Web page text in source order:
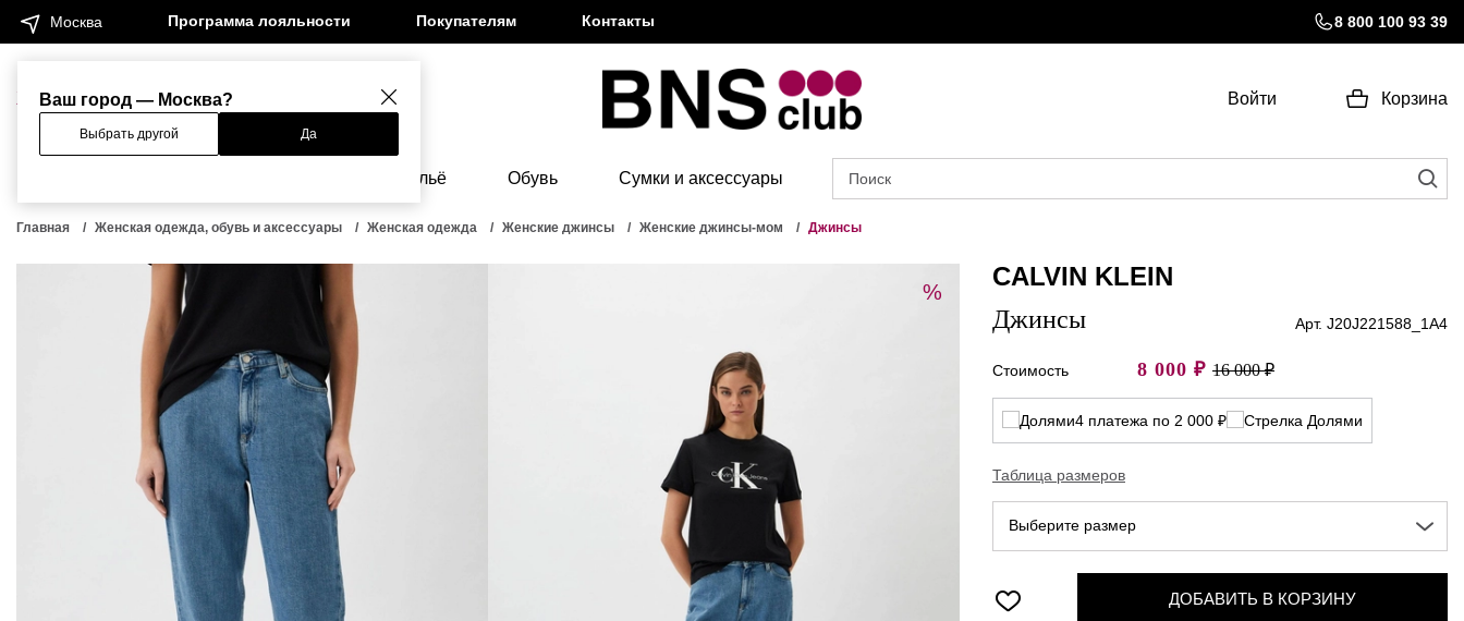
Ваш город — Москва?
Выбрать другой Да
Москва Программа лояльности Покупателям Контакты 8 800 100 93 39
Женщинам Мужчинам Войти Корзина
Бельё Обувь Сумки и аксессуары
Главная Женская одежда, обувь и аксессуары Женская одежда Женские джинсы Женские джинсы-мом Джинсы
%
CALVIN KLEIN
Джинсы Арт. J20J221588_1A4
Стоимость 8 000 ₽ 16 000 ₽
4 платежа по 2 000 ₽
Таблица размеров
Выберите размер
ДОБАВИТЬ В КОРЗИНУ